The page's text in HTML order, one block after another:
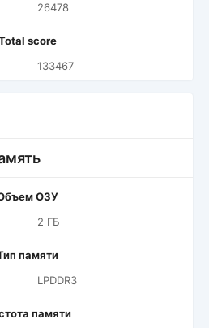
26478
score
133467
ОЗУ
2 ГБ
памяти
LPDDR3
памяти